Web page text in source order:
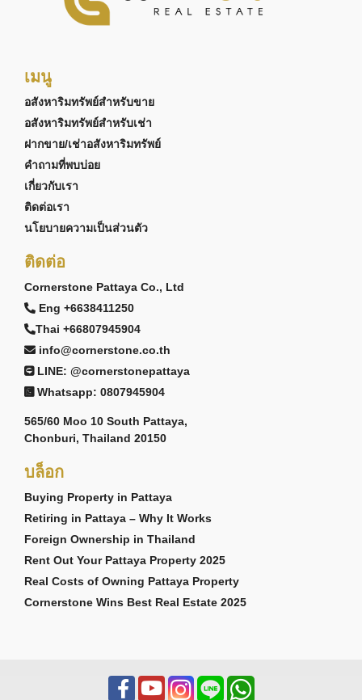
เมนู
อสังหาริมทรัพย์สำหรับขาย
อสังหาริมทรัพย์สำหรับเช่า
ฝากขาย/เช่าอสังหาริมทรัพย์
คำถามที่พบบ่อย
เกี่ยวกับเรา
ติดต่อเรา
นโยบายความเป็นส่วนตัว
ติดต่อ
Cornerstone Pattaya Co., Ltd
Eng +6638411250
Thai +66807945904
info@cornerstone.co.th
LINE: @cornerstonepattaya
Whatsapp: 0807945904
565/60 Moo 10 South Pattaya,
Chonburi, Thailand 20150
บล็อก
Buying Property in Pattaya
Retiring in Pattaya – Why It Works
Foreign Ownership in Thailand
Rent Out Your Pattaya Property 2025
Real Costs of Owning Pattaya Property
Cornerstone Wins Best Real Estate 2025